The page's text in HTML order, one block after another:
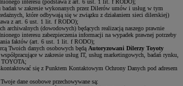
badań w zakresie wykonanych przez Dilerów umów i usług w tym
które odbywają się w związku z działaniem sieci dilerskiej)
z art. 6 ust. 1 lit. f RODO);
archiwalnych (dowodowych) będących realizacją naszego prawnie
interesu zabezpieczenia informacji na wypadek prawnej potrzeby
faktów (art. 6 ust. 1 lit. f RODO);
Twoich danych osobowych będą Autoryzowani Dilerzy Toyoty
w zakresie usług IT, usług marketingowych, badań rynku,
TOYOTA;
się z Punktem Kontaktowym Ochrony Danych pod adresem
Twoje dane osobowe przechowywane są: